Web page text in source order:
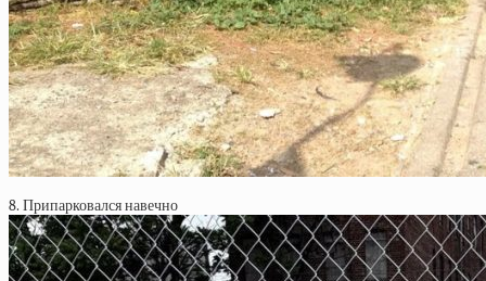
8. Припарковался навечно